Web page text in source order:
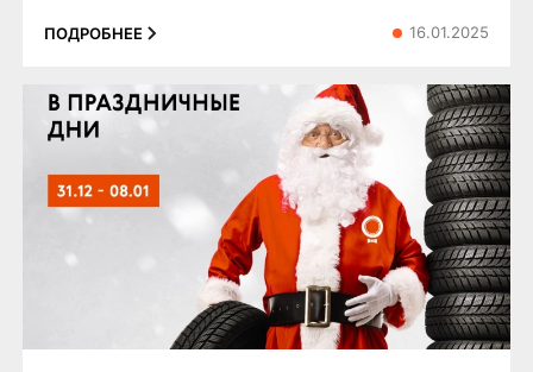
ПОДРОБНЕЕ 16.01.2025